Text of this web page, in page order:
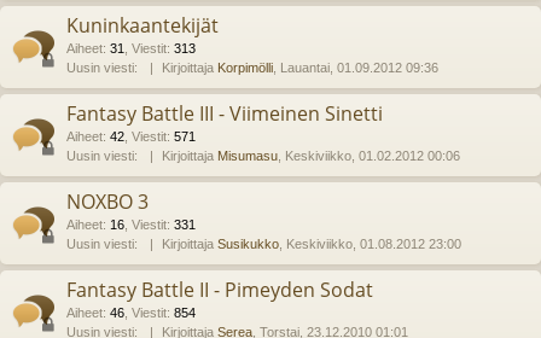
Kuninkaantekijät
Aiheet: 31 Viestit: 313
Uusin viesti:
Kirjoittaja Korpimölli , Lauantai, 01.09.2012 09:36
Fantasy Battle III - Viimeinen Sinetti
Aiheet: 42 Viestit: 571
Uusin viesti:
Kirjoittaja Misumasu , Keskiviikko, 01.02.2012 00:06
NOXBO 3
Aiheet: 16 Viestit: 331
Uusin viesti:
Kirjoittaja Susikukko , Keskiviikko, 01.08.2012 23:00
Fantasy Battle II - Pimeyden Sodat
Aiheet: 46 Viestit: 854
Uusin viesti:
Kirjoittaja Serea , Torstai, 23.12.2010 01:01